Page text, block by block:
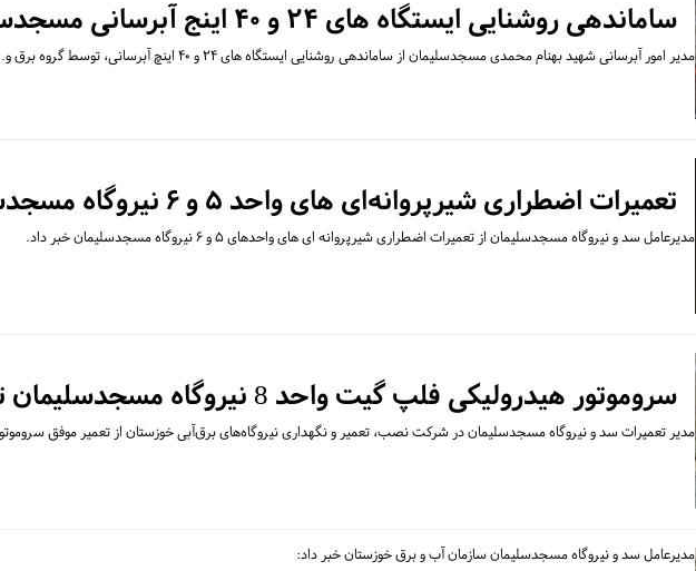
ساماندهی روشنایی ایستگاه های ۲۴ و ۴۰ اینج آبرسانی مسجدسلیمان
مدیر امور آبرسانی شهید بهنام محمدی مسجدسلیمان از ساماندهی روشنایی ایستگاه های ۲۴ و ۴۰ اینچ آبرسانی، توسط گروه برق و…
تعمیرات اضطراری شیرپروانه‌ای های واحد ۵ و ۶ نیروگاه مسجدسلیمان
مدیرعامل سد و نیروگاه مسجدسلیمان از تعمیرات اضطراری شیرپروانه ای های واحدهای ۵ و ۶ نیروگاه مسجدسلیمان خبر داد.
سروموتور هیدرولیکی فلپ گیت واحد 8 نیروگاه مسجدسلیمان تعمیر شد
مدیر تعمیرات سد و نیروگاه مسجدسلیمان در شرکت نصب، تعمیر و نگهداری نیروگاه‌های برق‌آبی خوزستان از تعمیر موفق
مدیرعامل سد و نیروگاه مسجدسلیمان سازمان آب و برق خوزستان خبر داد: